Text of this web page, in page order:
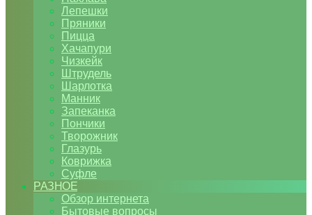
Лепешки
Пряники
Пицца
Хачапури
Чизкейк
Штрудель
Шарлотка
Манник
Запеканка
Пончики
Творожник
Глазурь
Коврижка
Суфле
РАЗНОЕ
Обзор интернета
Бытовые вопросы